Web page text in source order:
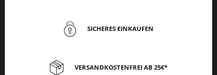
SICHERES EINKAUFEN
VERSANDKOSTENFREI AB 25€*